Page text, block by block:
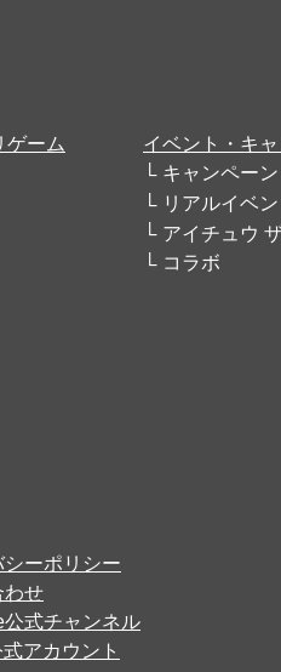
ゲーム
イベント・キ
キャンペーン
リアルイベン
アイチュウ
コラボ
ーポリシー
わせ
公式チャンネル
アカウント